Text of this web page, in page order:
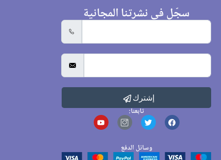
سجّل في نشرتنا المجانية
إشترك
تابعنا:
وسائل الدفع